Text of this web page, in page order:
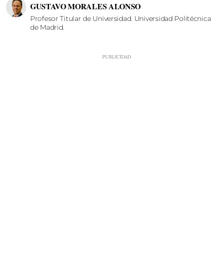
GUSTAVO MORALES ALONSO
Profesor Titular de Universidad. Universidad Politécnica
de Madrid.